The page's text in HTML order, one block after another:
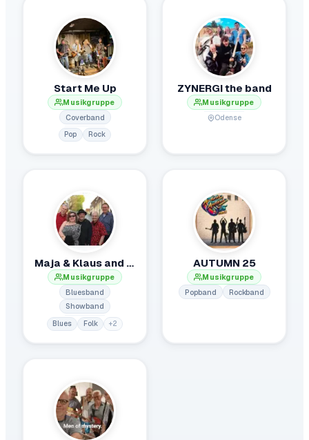
Start Me Up
Musikgruppe
Coverband
Pop Rock
ZYNERGI the band
Musikgruppe
Odense
Maja & Klaus and the Dream Chasers
Musikgruppe
Bluesband
Showband
Blues Folk +2
AUTUMN 25
Musikgruppe
Popband
Rockband